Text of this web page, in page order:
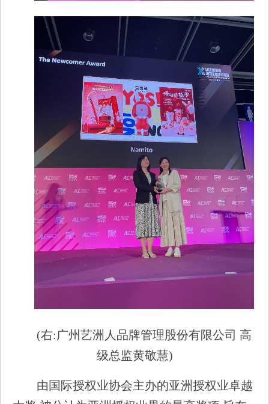
(右:广州艺洲人品牌管理股份有限公司 高
级总监黄敬慧)
由国际授权业协会主办的亚洲授权业卓越